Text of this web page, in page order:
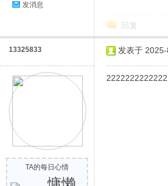
发消息
回复
13325833
TA的每日心情
发表于